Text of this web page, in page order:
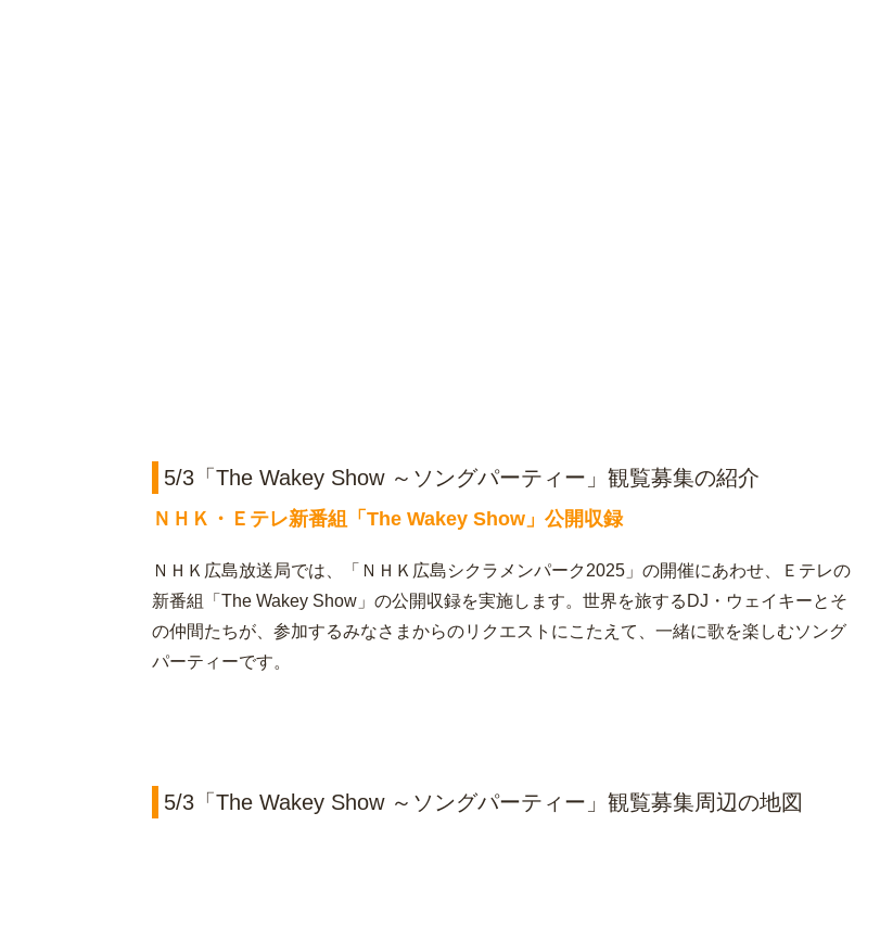
5/3「The Wakey Show ～ソングパーティー」観覧募集の紹介
ＮＨＫ・Ｅテレ新番組「The Wakey Show」公開収録
ＮＨＫ広島放送局では、「ＮＨＫ広島シクラメンパーク2025」の開催にあわせ、Ｅテレの
新番組「The Wakey Show」の公開収録を実施します。世界を旅するDJ・ウェイキーとそ
の仲間たちが、参加するみなさまからのリクエストにこたえて、一緒に歌を楽しむソング
パーティーです。
5/3「The Wakey Show ～ソングパーティー」観覧募集周辺の地図